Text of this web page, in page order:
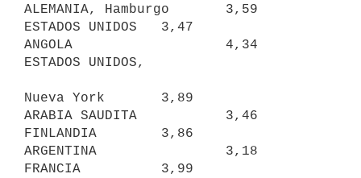
ALEMANIA, Hamburgo       3,59
ESTADOS UNIDOS   3,47
ANGOLA                   4,34
ESTADOS UNIDOS,
Nueva York       3,89
ARABIA SAUDITA           3,46
FINLANDIA        3,86
ARGENTINA                3,18
FRANCIA          3,99